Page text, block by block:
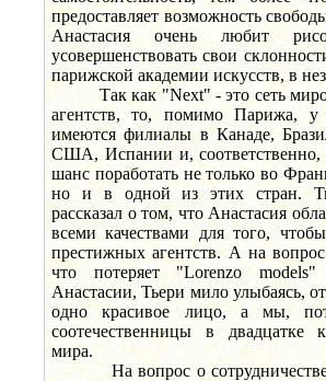
предоставляет возможность
Анастасия очень любит
усовершенствовать свои
парижской академии искусств, в
Так как "Next" - это сеть
агентств, то, помимо Парижа, у
имеются филиалы в Канаде,
США, Испании и, соответственно,
шанс поработать не только во
но и в одной из этих стран.
рассказал о том, что Анастасия
всеми качествами для того,
престижных агентств. А на
что потеряет "Lorenzo
Анастасии, Тьери мило улыбаясь,
одно красивое лицо, а мы,
соотечественницы в двадцатке
мира.
На вопрос о сотрудничестве